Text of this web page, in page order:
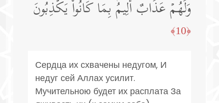
وَلَهُمۡ عَذَابٌ أَلِیمُۢ بِمَا كَانُوا۟ یَكۡذِبُونَ
﴿10﴾
Сердца их схвачены недугом, И
недуг сей Аллах усилит.
Мучительною будет их расплата За